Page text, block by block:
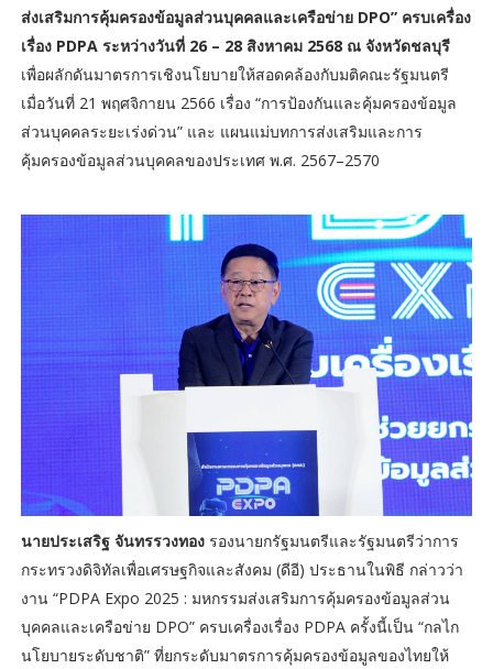
ส่งเสริมการคุ้มครองข้อมูลส่วนบุคคลและเครือข่าย DPO” ครบเครื่อง
เรื่อง PDPA ระหว่างวันที่ 26 – 28 สิงหาคม 2568 ณ จังหวัดชลบุรี
เพื่อผลักดันมาตรการเชิงนโยบายให้สอดคล้องกับมติคณะรัฐมนตรี
เมื่อวันที่ 21 พฤศจิกายน 2566 เรื่อง “การป้องกันและคุ้มครองข้อมูล
ส่วนบุคคลระยะเร่งด่วน” และ แผนแม่บทการส่งเสริมและการ
คุ้มครองข้อมูลส่วนบุคคลของประเทศ พ.ศ. 2567–2570
นายประเสริฐ จันทรรวงทองรองนายกรัฐมนตรีและรัฐมนตรีว่าการ
กระทรวงดิจิทัลเพื่อเศรษฐกิจและสังคม (ดีอี) ประธานในพิธี กล่าวว่า
งาน “PDPA Expo 2025 : มหกรรมส่งเสริมการคุ้มครองข้อมูลส่วน
บุคคลและเครือข่าย DPO” ครบเครื่องเรื่อง PDPA ครั้งนี้เป็น “กลไก
นโยบายระดับชาติ” ที่ยกระดับมาตรการคุ้มครองข้อมูลของไทยให้